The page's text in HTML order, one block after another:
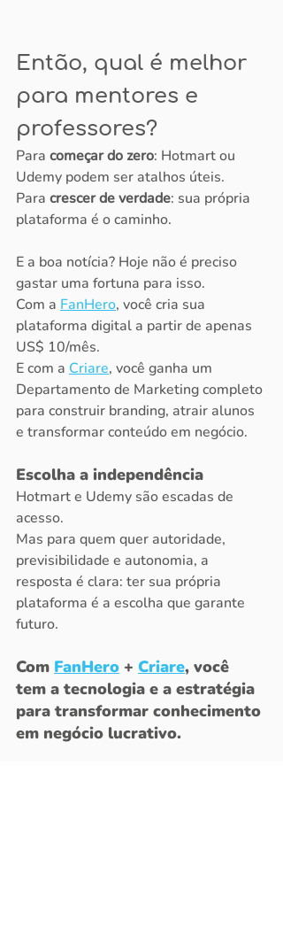
Então, qual é melhor
para mentores e
professores?
Para começar do zero: Hotmart ou
Udemy podem ser atalhos úteis.
Para crescer de verdade: sua própria
plataforma é o caminho.
E a boa notícia? Hoje não é preciso
gastar uma fortuna para isso.
Com a FanHero, você cria sua
plataforma digital a partir de apenas
US$ 10/mês.
E com a Criare, você ganha um
Departamento de Marketing completo
para construir branding, atrair alunos
e transformar conteúdo em negócio.
Escolha a independência
Hotmart e Udemy são escadas de
acesso.
Mas para quem quer autoridade,
previsibilidade e autonomia, a
resposta é clara: ter sua própria
plataforma é a escolha que garante
futuro.
Com FanHero + Criare, você
tem a tecnologia e a estratégia
para transformar conhecimento
em negócio lucrativo.